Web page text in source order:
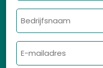
Bedrijfsnaam
E-
mailadres